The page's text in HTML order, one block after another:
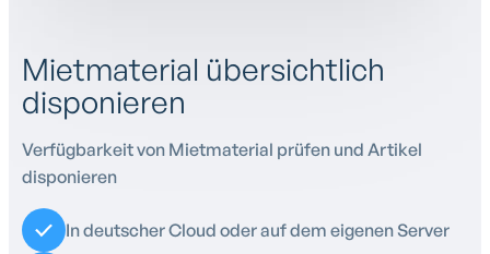
Mietmaterial übersichtlich
disponieren
Verfügbarkeit von Mietmaterial prüfen und Artikel
disponieren
In deutscher Cloud oder auf dem eigenen Server